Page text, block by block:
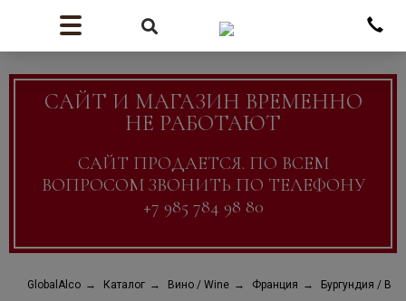
САЙТ И МАГАЗИН ВРЕМЕННО
НЕ РАБОТАЮТ
САЙТ ПРОДАЕТСЯ. ПО ВСЕМ
ВОПРОСОМ ЗВОНИТЬ ПО ТЕЛЕФОНУ
+7 985 784 98 80
GlobalAlco Каталог Вино / Wine Франция Бургундия /